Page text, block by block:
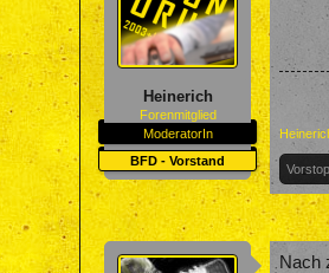
Heinerich
Forenmitglied
ModeratorIn
BFD - Vorstand
Nach